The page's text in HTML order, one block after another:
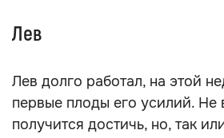
Лев
Лев долго работал, на этой
первые плоды его усилий. Не
получится достичь, но, так